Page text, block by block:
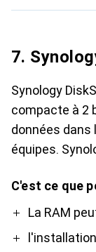
7.
Synology
compacte à 2
données
équipes.
C'est ce que
ProLa RAM
Contre